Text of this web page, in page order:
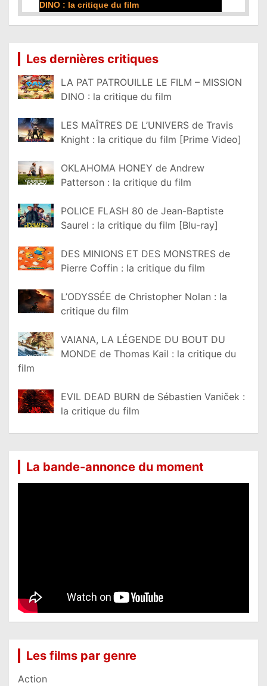
DINO : la critique du film
Les dernières critiques
LA PAT PATROUILLE LE FILM – MISSION
DINO : la critique du film
LES MAÎTRES DE L’UNIVERS de Travis
Knight : la critique du film [Prime Video]
OKLAHOMA HONEY de Andrew
Patterson : la critique du film
POLICE FLASH 80 de Jean-Baptiste
Saurel : la critique du film [Blu-ray]
DES MINIONS ET DES MONSTRES de
Pierre Coffin : la critique du film
L’ODYSSÉE de Christopher Nolan : la
critique du film
VAIANA, LA LÉGENDE DU BOUT DU
MONDE de Thomas Kail : la critique du
film
EVIL DEAD BURN de Sébastien Vaniček :
la critique du film
La bande-annonce du moment
Les films par genre
Action